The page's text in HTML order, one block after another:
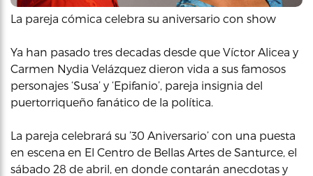
La pareja cómica celebra su aniversario con show
Ya han pasado tres decadas desde que Víctor Alicea y
Carmen Nydia Velázquez dieron vida a sus famosos
personajes ‘Susa’ y ‘Epifanio’, pareja insignia del
puertorriqueño fanático de la política.
La pareja celebrará su ’30 Aniversario’ con una puesta
en escena en El Centro de Bellas Artes de Santurce, el
sábado 28 de abril, en donde contarán anecdotas y